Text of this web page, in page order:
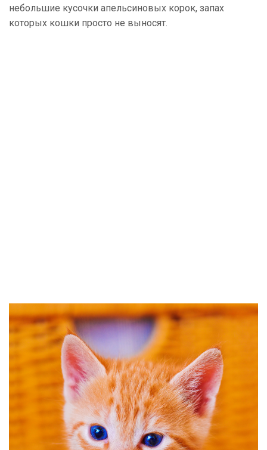
небольшие кусочки апельсиновых корок, запах
которых кошки просто не выносят.